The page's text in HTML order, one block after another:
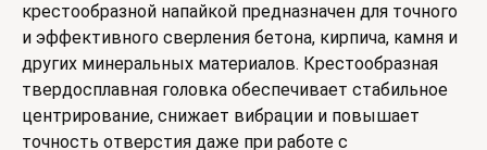
крестообразной напайкой предназначен для точного
и эффективного сверления бетона, кирпича, камня и
других минеральных материалов. Крестообразная
твердосплавная головка обеспечивает стабильное
центрирование, снижает вибрации и повышает
точность отверстия даже при работе с